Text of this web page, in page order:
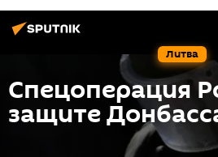
Литва
Спецоперация
защите